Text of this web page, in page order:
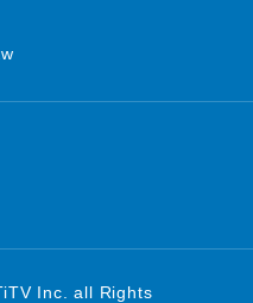
Inc. all Rights